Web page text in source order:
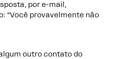
por e-mail,
“Você provavelmente não
outro contato do